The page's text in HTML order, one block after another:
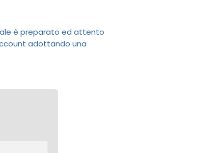
è preparato ed attento
adottando una